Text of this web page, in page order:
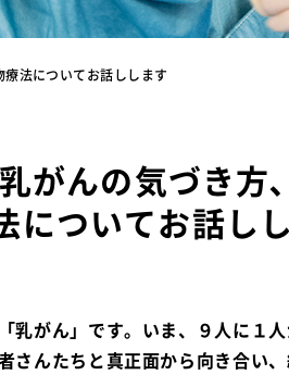
法についてお話しします
がんの気づき方
についてお話し
がん」です。いま、９人に１人
んたちと真正面から向き合い